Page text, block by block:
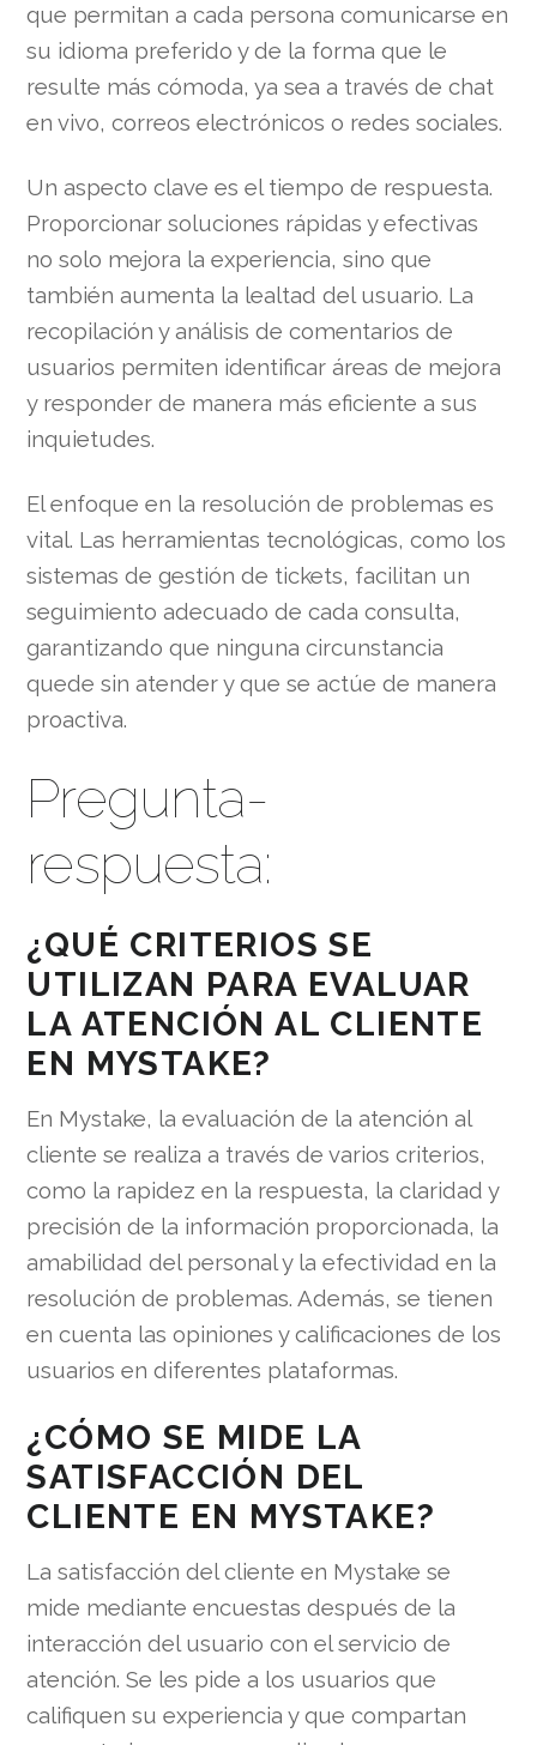
que permitan a cada persona comunicarse en
su idioma preferido y de la forma que le
resulte más cómoda, ya sea a través de chat
en vivo, correos electrónicos o redes sociales.
Un aspecto clave es el tiempo de respuesta.
Proporcionar soluciones rápidas y efectivas
no solo mejora la experiencia, sino que
también aumenta la lealtad del usuario. La
recopilación y análisis de comentarios de
usuarios permiten identificar áreas de mejora
y responder de manera más eficiente a sus
inquietudes.
El enfoque en la resolución de problemas es
vital. Las herramientas tecnológicas, como los
sistemas de gestión de tickets, facilitan un
seguimiento adecuado de cada consulta,
garantizando que ninguna circunstancia
quede sin atender y que se actúe de manera
proactiva.
Pregunta-
respuesta:
¿QUÉ CRITERIOS SE
UTILIZAN PARA EVALUAR
LA ATENCIÓN AL CLIENTE
EN MYSTAKE?
En Mystake, la evaluación de la atención al
cliente se realiza a través de varios criterios,
como la rapidez en la respuesta, la claridad y
precisión de la información proporcionada, la
amabilidad del personal y la efectividad en la
resolución de problemas. Además, se tienen
en cuenta las opiniones y calificaciones de los
usuarios en diferentes plataformas.
¿CÓMO SE MIDE LA
SATISFACCIÓN DEL
CLIENTE EN MYSTAKE?
La satisfacción del cliente en Mystake se
mide mediante encuestas después de la
interacción del usuario con el servicio de
atención. Se les pide a los usuarios que
califiquen su experiencia y que compartan